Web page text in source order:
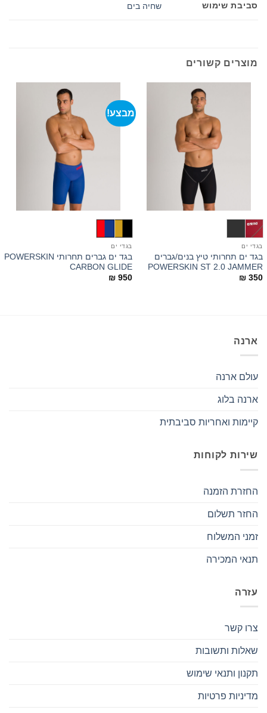
סביבת שימוש שחיה בים
מוצרים קשורים
בגדי ים
בגד ים תחרותי טיץ בנים/גברים
POWERSKIN ST 2.0 JAMMER
₪ 350
מבצע!
בגדי ים
בגד ים גברים תחרותי POWERSKIN
CARBON GLIDE
₪ 950
ארנה
עולם ארנה
ארנה בלוג
קיימות ואחריות סביבתית
שירות לקוחות
החזרת הזמנה
החזר תשלום
זמני המשלוח
תנאי המכירה
עזרה
צרו קשר
שאלות ותשובות
תקנון ותנאי שימוש
מדיניות פרטיות